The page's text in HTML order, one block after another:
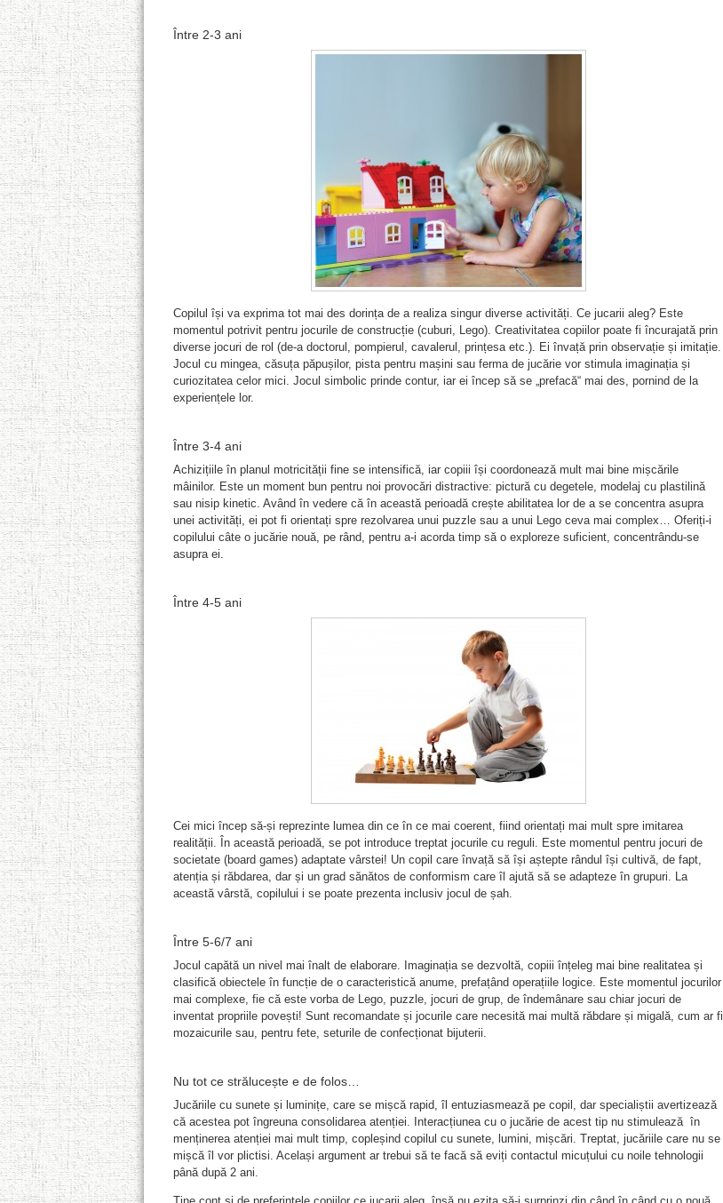
Între 2-3 ani
Copilul își va exprima tot mai des dorința de a realiza singur diverse activități. Ce jucarii aleg? Este
momentul potrivit pentru jocurile de construcție (cuburi, Lego). Creativitatea copiilor poate fi încurajată prin
diverse jocuri de rol (de-a doctorul, pompierul, cavalerul, prințesa etc.). Ei învață prin observație și imitație.
Jocul cu mingea, căsuța păpușilor, pista pentru mașini sau ferma de jucărie vor stimula imaginația și
curiozitatea celor mici. Jocul simbolic prinde contur, iar ei încep să se „prefacă“ mai des, pornind de la
experiențele lor.
Între 3-4 ani
Achizițiile în planul motricității fine se intensifică, iar copiii își coordonează mult mai bine mișcările
mâinilor. Este un moment bun pentru noi provocări distractive: pictură cu degetele, modelaj cu plastilină
sau nisip kinetic. Având în vedere că în această perioadă crește abilitatea lor de a se concentra asupra
unei activități, ei pot fi orientați spre rezolvarea unui puzzle sau a unui Lego ceva mai complex… Oferiți-i
copilului câte o jucărie nouă, pe rând, pentru a-i acorda timp să o exploreze suficient, concentrându-se
asupra ei.
Între 4-5 ani
Cei mici încep să-și reprezinte lumea din ce în ce mai coerent, fiind orientați mai mult spre imitarea
realității. În această perioadă, se pot introduce treptat jocurile cu reguli. Este momentul pentru jocuri de
societate (board games) adaptate vârstei! Un copil care învață să își aștepte rândul își cultivă, de fapt,
atenția și răbdarea, dar și un grad sănătos de conformism care îl ajută să se adapteze în grupuri. La
această vârstă, copilului i se poate prezenta inclusiv jocul de șah.
Între 5-6/7 ani
Jocul capătă un nivel mai înalt de elaborare. Imaginația se dezvoltă, copiii înțeleg mai bine realitatea și
clasifică obiectele în funcție de o caracteristică anume, prefațând operațiile logice. Este momentul jocurilor
mai complexe, fie că este vorba de Lego, puzzle, jocuri de grup, de îndemânare sau chiar jocuri de
inventat propriile povești! Sunt recomandate și jocurile care necesită mai multă răbdare și migală, cum ar fi
mozaicurile sau, pentru fete, seturile de confecționat bijuterii.
Nu tot ce strălucește e de folos…
Jucăriile cu sunete și luminițe, care se mișcă rapid, îl entuziasmează pe copil, dar specialiștii avertizează
că acestea pot îngreuna consolidarea atenției. Interacțiunea cu o jucărie de acest tip nu stimulează în
menținerea atenției mai mult timp, copleșind copilul cu sunete, lumini, mișcări. Treptat, jucăriile care nu se
mișcă îl vor plictisi. Același argument ar trebui să te facă să eviți contactul micuțului cu noile tehnologii
până după 2 ani.